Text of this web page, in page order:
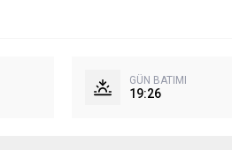
GÜN BATIMI
19:26